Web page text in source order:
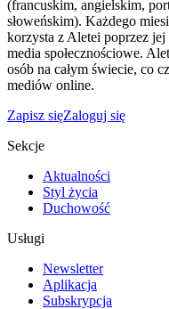
(francuskim, angielskim,
słoweńskim). Każdego
korzysta z Aletei poprzez
media społecznościowe.
osób na całym świecie, co
mediów online.
Zapisz sięZaloguj się
Sekcje
Aktualności
Styl życia
Duchowość
Usługi
Newsletter
Aplikacja
Subskrypcja